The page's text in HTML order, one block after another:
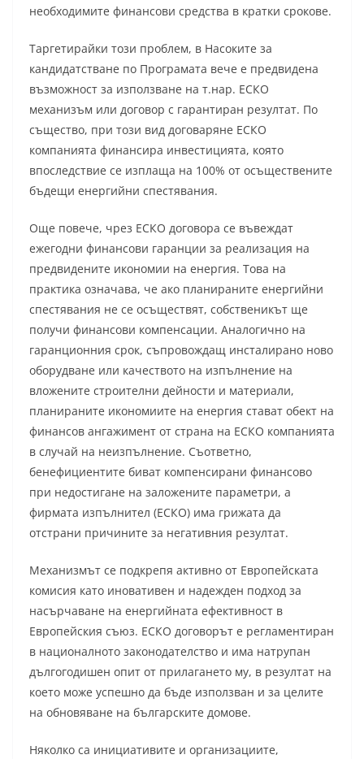
необходимите финансови средства в кратки срокове.
Таргетирайки този проблем, в Насоките за
кандидатстване по Програмата вече е предвидена
възможност за използване на т.нар. ЕСКО
механизъм или договор с гарантиран резултат. По
същество, при този вид договаряне ЕСКО
компанията финансира инвестицията, която
впоследствие се изплаща на 100% от осъществените
бъдещи енергийни спестявания.
Още повече, чрез ЕСКО договора се въвеждат
ежегодни финансови гаранции за реализация на
предвидените икономии на енергия. Това на
практика означава, че ако планираните енергийни
спестявания не се осъществят, собственикът ще
получи финансови компенсации. Аналогично на
гаранционния срок, съпровождащ инсталирано ново
оборудване или качеството на изпълнение на
вложените строителни дейности и материали,
планираните икономиите на енергия стават обект на
финансов ангажимент от страна на ЕСКО компанията
в случай на неизпълнение. Съответно,
бенефициентите биват компенсирани финансово
при недостигане на заложените параметри, а
фирмата изпълнител (ЕСКО) има грижата да
отстрани причините за негативния резултат.
Механизмът се подкрепя активно от Европейската
комисия като иновативен и надежден подход за
насърчаване на енергийната ефективност в
Европейския съюз. ЕСКО договорът е регламентиран
в националното законодателство и има натрупан
дългогодишен опит от прилагането му, в резултат на
което може успешно да бъде използван и за целите
на обновяване на българските домове.
Няколко са инициативите и организациите,